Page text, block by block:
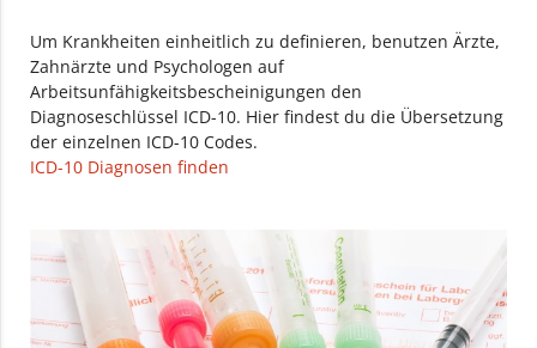
Um Krankheiten einheitlich zu definieren, benutzen Ärzte,
Zahnärzte und Psychologen auf
Arbeitsunfähigkeitsbescheinigungen den
Diagnoseschlüssel ICD-10. Hier findest du die Übersetzung
der einzelnen ICD-10 Codes.
ICD-10 Diagnosen finden